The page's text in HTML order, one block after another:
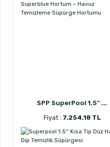
SPP SuperPool 1,5'' ...
Fiyat : 7.254,18 TL